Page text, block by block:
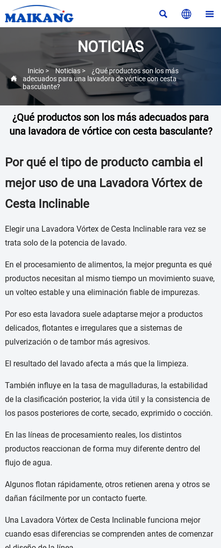
  
NOTICIAS

Inicio > Noticias >
¿Qué productos son los más
adecuados para una lavadora de vórtice con cesta
basculante?
¿Qué productos son los más adecuados para
una lavadora de vórtice con cesta basculante?
Por qué el tipo de producto cambia el
mejor uso de una Lavadora Vórtex de
Cesta Inclinable
Elegir una Lavadora Vórtex de Cesta Inclinable rara vez se
trata solo de la potencia de lavado.
En el procesamiento de alimentos, la mejor pregunta es qué
productos necesitan al mismo tiempo un movimiento suave,
un volteo estable y una eliminación fiable de impurezas.
Por eso esta lavadora suele adaptarse mejor a productos
delicados, flotantes e irregulares que a sistemas de
pulverización o de tambor más agresivos.
El resultado del lavado afecta a más que la limpieza.
También influye en la tasa de magulladuras, la estabilidad
de la clasificación posterior, la vida útil y la consistencia de
los pasos posteriores de corte, secado, exprimido o cocción.
En las líneas de procesamiento reales, los distintos
productos reaccionan de forma muy diferente dentro del
flujo de agua.
Algunos flotan rápidamente, otros retienen arena y otros se
dañan fácilmente por un contacto fuerte.
Una Lavadora Vórtex de Cesta Inclinable funciona mejor
cuando esas diferencias se comprenden antes de comenzar